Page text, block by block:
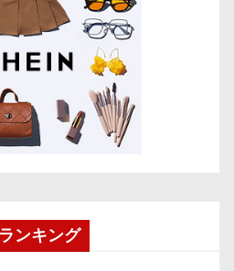
ンキング